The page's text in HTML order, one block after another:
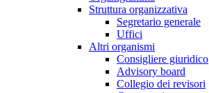
Struttura organizzativa
Segretario generale
Uffici
Altri organismi
Consigliere giuridico
Advisory board
Collegio dei revisori